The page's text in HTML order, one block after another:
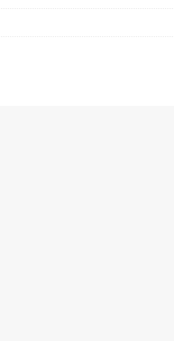
Austausch und Entwicklung in
Hamburg